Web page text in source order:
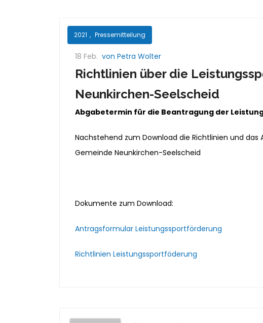
2021 , Pressemitteilung
18 Feb. von Petra Wolter
Richtlinien über die
Neunkirchen-Seelscheid
Abgabetermin für die Beantragung der
Nachstehend zum Download die Richtlinien und
Gemeinde Neunkirchen-Seelscheid
Dokumente zum Download:
Antragsformular Leistungssportförderung
Richtlinien Leistungssportföderung